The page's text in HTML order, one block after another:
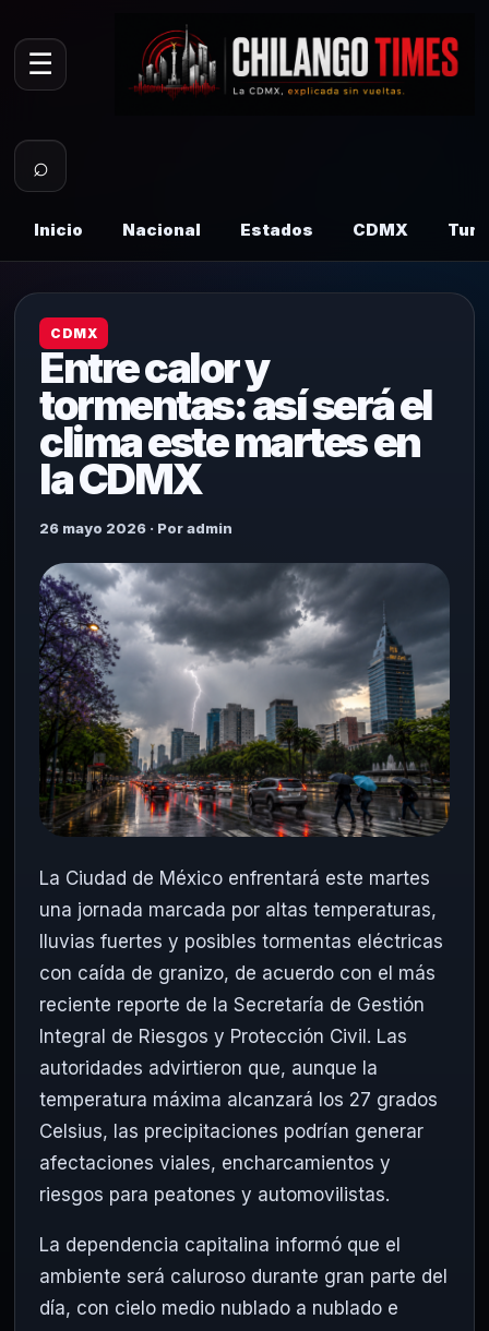
☰
⌕
Inicio Nacional Estados CDMX
CDMX
Entre calor y
tormentas: así será el
clima este martes en
la CDMX
26 mayo 2026 · Por admin
La Ciudad de México enfrentará este martes
una jornada marcada por altas temperaturas,
lluvias fuertes y posibles tormentas eléctricas
con caída de granizo, de acuerdo con el más
reciente reporte de la Secretaría de Gestión
Integral de Riesgos y Protección Civil. Las
autoridades advirtieron que, aunque la
temperatura máxima alcanzará los 27 grados
Celsius, las precipitaciones podrían generar
afectaciones viales, encharcamientos y
riesgos para peatones y automovilistas.
La dependencia capitalina informó que el
ambiente será caluroso durante gran parte del
día, con cielo medio nublado a nublado e